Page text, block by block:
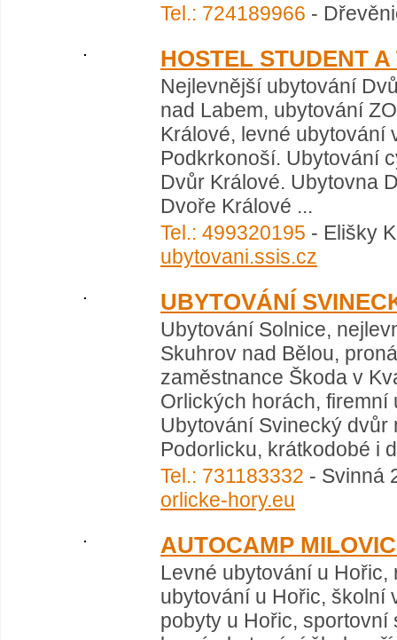
Tel.: 724189966 -
HOSTEL STUDENT
Nejlevnější ubytování
nad Labem, ubytování
Králové, levné ubytování
Podkrkonoší. Ubytování
Dvůr Králové. Ubytovna
Dvoře Králové ...
Tel.: 499320195 - Elišky
ubytovani.ssis.cz
UBYTOVÁNÍ
Ubytování Solnice,
Skuhrov nad Bělou,
zaměstnance Škoda v
Orlických horách,
Ubytování Svinecký
Podorlicku, krátkodobé i
Tel.: 731183332 - Svinná
orlicke-hory.eu
AUTOCAMP
Levné ubytování u
ubytování u Hořic, školní
pobyty u Hořic,